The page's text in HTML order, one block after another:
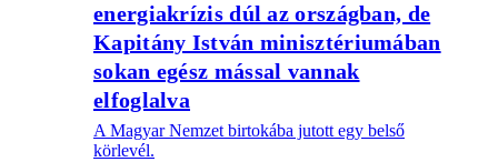
energiakrízis dúl az országban, de
Kapitány István minisztériumában
sokan egész mással vannak
elfoglalva
A Magyar Nemzet birtokába jutott egy belső
körlevél.